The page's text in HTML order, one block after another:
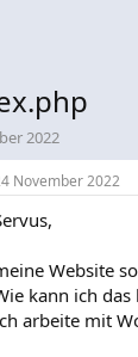
2022
November 2022
Website
kann ich das
arbeite mit